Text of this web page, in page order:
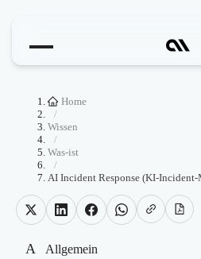
Home
/
Wissen
/
Was-ist
/
AI Incident Response (KI-Incident-
A Allgemein